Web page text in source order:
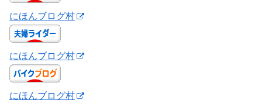
にほんブログ村
にほんブログ村
にほんブログ村